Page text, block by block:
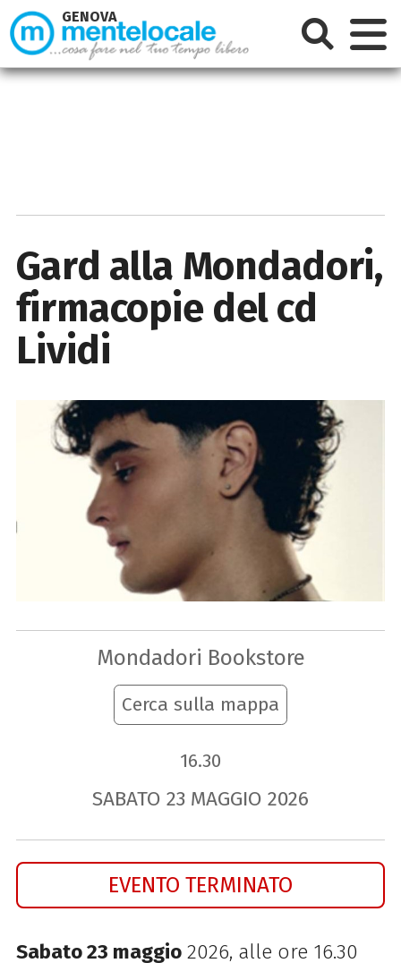
Gard alla Mondadori,
firmacopie del cd
Lividi
Mondadori Bookstore
Cerca sulla mappa
16.30
SABATO 23 MAGGIO 2026
EVENTO TERMINATO
Sabato 23 maggio2026, alle ore 16.30
GENOVA